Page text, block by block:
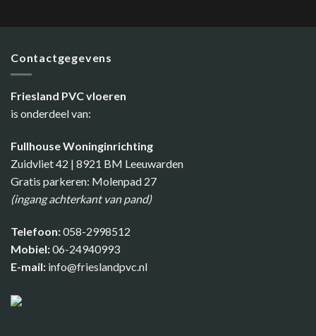
Contactgegevens
Friesland PVC vloeren
is onderdeel van:
Fullhouse Woninginrichting
Zuidvliet 42 | 8921 BM Leeuwarden
Gratis parkeren: Molenpad 27
(ingang achterkant van pand)
Telefoon:058-2998512
Mobiel:06-24940993
E-mail: info@frieslandpvc.nl